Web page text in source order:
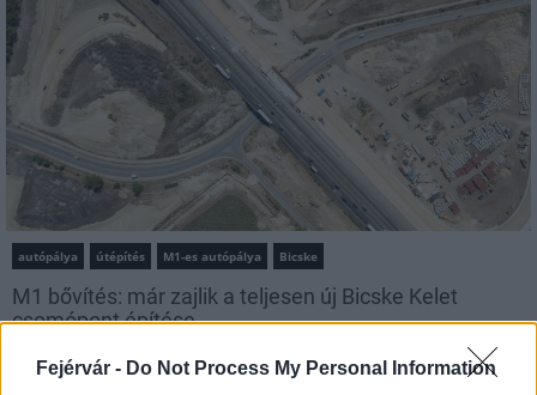
Fejérvár - Do Not Process My Personal Information
autópálya útépítés M1-es autópálya Bicske
M1 bővítés: már zajlik a teljesen új Bicske Kelet
csomópont építése
Tizenegy meglévő csomópontot korszerűsít és négy új,
különszintű csomópontot hoz létre az MKIF az M1-es